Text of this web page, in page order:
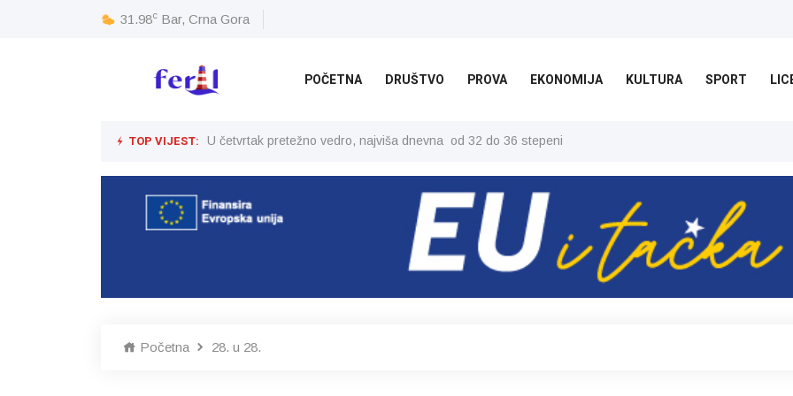
31.98c Bar, Crna Gora
POČETNA DRUŠTVO PROVA EKONOMIJA KULTURA SPORT
TOP VIJEST: U četvrtak pretežno vedro, najviša dnevna od 32 do 36 stepeni
Početna 28. u 28.